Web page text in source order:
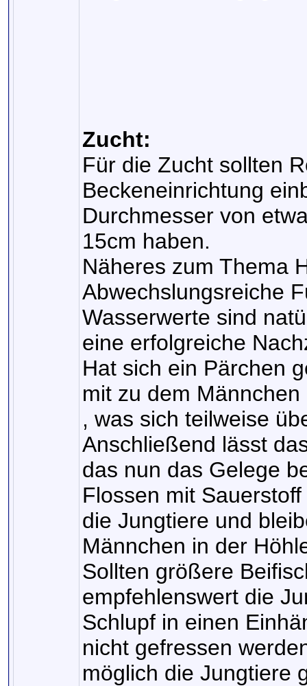
Zucht:
Für die Zucht sollten
Beckeneinrichtung
Durchmesser von
15cm haben.
Näheres zum Thema
Abwechslungsreiche
Wasserwerte sind
eine erfolgreiche
Hat sich ein Pärchen
mit zu dem
, was sich teilweise
Anschließend lässt
das nun das Gelege
Flossen mit
die Jungtiere und
Männchen in der
Sollten größere
empfehlenswert die
Schlupf in einen
nicht gefressen
möglich die Jungtiere